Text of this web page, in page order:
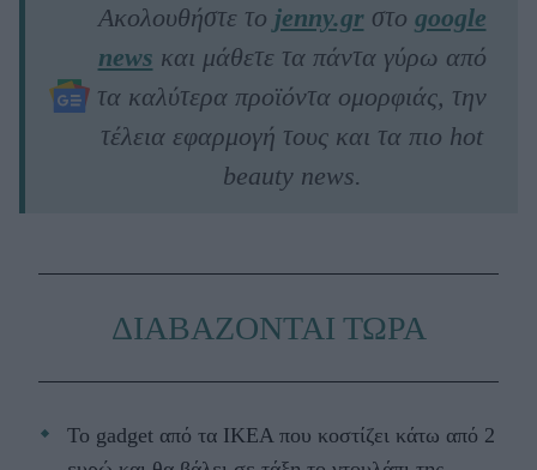
Ακολουθήστε το jenny.grστο google
news και μάθετε τα πάντα γύρω από
τα καλύτερα προϊόντα ομορφιάς, την
τέλεια εφαρμογή τους και τα πιο hot
beauty news.
ΔΙΑΒΑΖΟΝΤΑΙ ΤΩΡΑ
Το gadget από τα IKEA που κοστίζει κάτω από 2